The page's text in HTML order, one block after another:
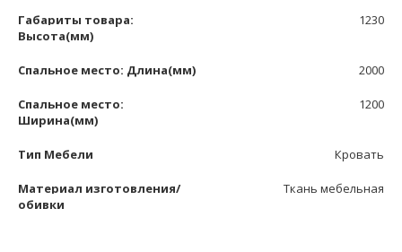
Габариты товара:
Высота(мм)
1230
Спальное место: Длина(мм) 2000
Спальное место:
Ширина(мм)
1200
Тип Мебели Кровать
Материал изготовления/
обивки
Ткань мебельная